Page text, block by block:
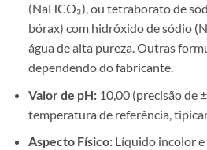
(NaHCO₃), ou tetraborato de
bórax) com hidróxido de sódio
água de alta pureza. Outras
dependendo do fabricante.
Valor de pH:10,00 (precisão de
temperatura de referência,
Aspecto Físico:Líquido incolor e